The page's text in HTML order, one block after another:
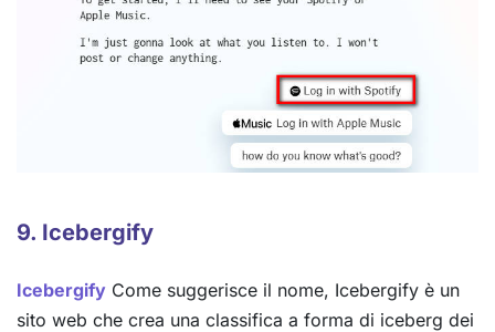
9. Icebergify
Icebergify Come suggerisce il nome, Icebergify è un
sito web che crea una classifica a forma di iceberg dei